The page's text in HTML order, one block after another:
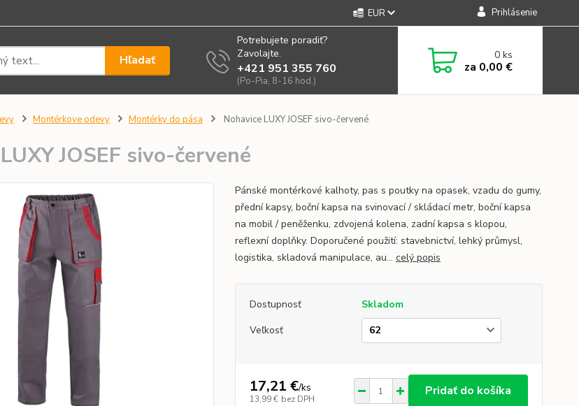
EUR Prihlásenie
Hľadať
Potrebujete poradiť?
Zavolajte.
+421 951 355 760
(Po-Pia, 8-16 hod.)
0ks
za 0,00 €
Montérkove odevy Montérky do pása Nohavice LUXY JOSEF sivo-červené
JOSEF sivo-červené
Pánské montérkové kalhoty, pas s poutky na opasek, vzadu do gumy,
přední kapsy, boční kapsa na svinovací / skládací metr, boční kapsa
na mobil / peněženku, zdvojená kolena, zadní kapsa s klopou,
reflexní doplňky. Doporučené použití: stavebnictví, lehký průmysl,
logistika, skladová manipulace, au... celý popis
Dostupnosť
Skladom
Veľkosť
17,21 €/ks
13,99 € bez DPH
Pridať do košíka